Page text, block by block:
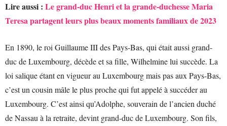
Lire aussi : Le grand-duc Henri et la grande-duchesse Maria
Teresa partagent leurs plus beaux moments familiaux de 2023
En 1890, le roi Guillaume III des Pays-Bas, qui était aussi grand-
duc de Luxembourg, décède et sa fille, Wilhelmine lui succède. La
loi salique étant en vigueur au Luxembourg mais pas aux Pays-Bas,
c’est un cousin mâle le plus proche qui fut appelé à succéder au
Luxembourg. C’est ainsi qu’Adolphe, souverain de l’ancien duché
de Nassau à la retraite, devint grand-duc de Luxembourg. Son fils,